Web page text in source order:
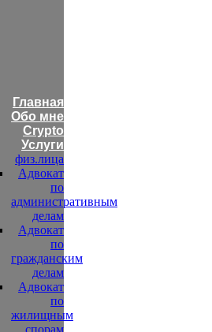
Главная
Обо мне
Crypto
Услуги
физ.лица
Адвокат
по
административным
делам
Адвокат
по
гражданским
делам
Адвокат
по
жилищным
спорам